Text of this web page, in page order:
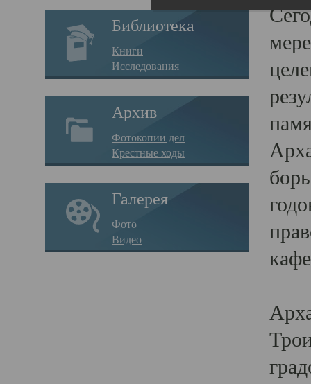
Библиотека
Книги
Исследования
Архив
Фотокопии дел
Крестные ходы
Галерея
Фото
Видео